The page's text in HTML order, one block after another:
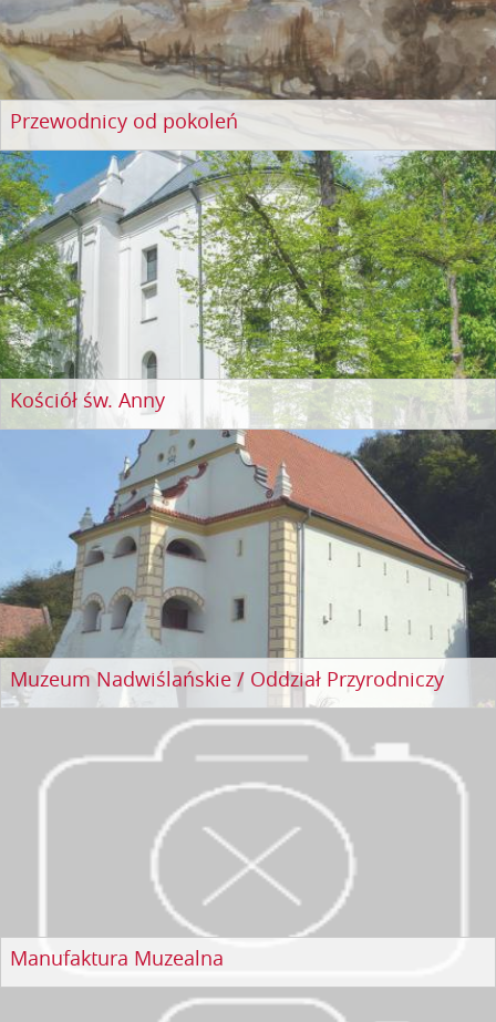
Przewodnicy od pokoleń
Kościół św. Anny
Muzeum Nadwiślańskie / Oddział Przyrodniczy
Manufaktura Muzealna